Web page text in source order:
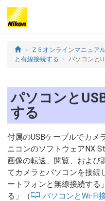
Z 5 オンラインマニュア
と有線接続する
パソコンと
パソコンと
する
付属のUSBケーブルでカメ
ニコンのソフトウェアNX
画像の転送、閲覧、および
てカメラとパソコンを接続
ートフォンと無線接続する
る」（
パソコンとWi-Fi